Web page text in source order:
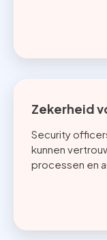
Zekerheid
Security
kunnen
processen en